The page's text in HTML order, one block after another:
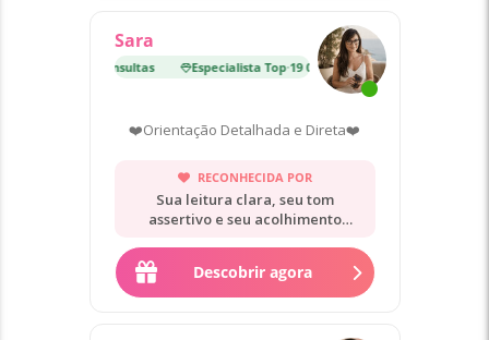
Sara
19 000 Consultas Especialista Top·19 000 Consultas
❤️Orientação Detalhada e Direta❤️
RECONHECIDA POR
Sua leitura clara, seu tom
assertivo e seu acolhimento
Descobrir agora